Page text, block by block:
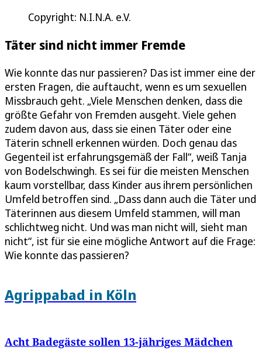
Copyright: N.I.N.A. e.V.
Täter sind nicht immer Fremde
Wie konnte das nur passieren? Das ist immer eine der
ersten Fragen, die auftaucht, wenn es um sexuellen
Missbrauch geht. „Viele Menschen denken, dass die
größte Gefahr von Fremden ausgeht. Viele gehen
zudem davon aus, dass sie einen Täter oder eine
Täterin schnell erkennen würden. Doch genau das
Gegenteil ist erfahrungsgemäß der Fall“, weiß Tanja
von Bodelschwingh. Es sei für die meisten Menschen
kaum vorstellbar, dass Kinder aus ihrem persönlichen
Umfeld betroffen sind. „Dass dann auch die Täter und
Täterinnen aus diesem Umfeld stammen, will man
schlichtweg nicht. Und was man nicht will, sieht man
nicht“, ist für sie eine mögliche Antwort auf die Frage:
Wie konnte das passieren?
Agrippabad in Köln
Acht Badegäste sollen 13-jähriges Mädchen